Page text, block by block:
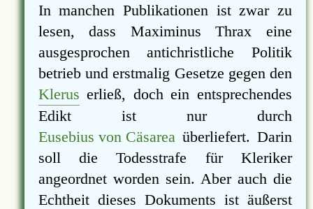
In manchen Publikationen ist zwar zu
lesen, dass Maximinus Thrax eine
ausgesprochen antichristliche Politik
betrieb und erstmalig Gesetze gegen den
Klerus erließ, doch ein entsprechendes
Edikt ist nur durch
Eusebius von Cäsarea überliefert. Darin
soll die Todesstrafe für Kleriker
angeordnet worden sein. Aber auch die
Echtheit dieses Dokuments ist äußerst